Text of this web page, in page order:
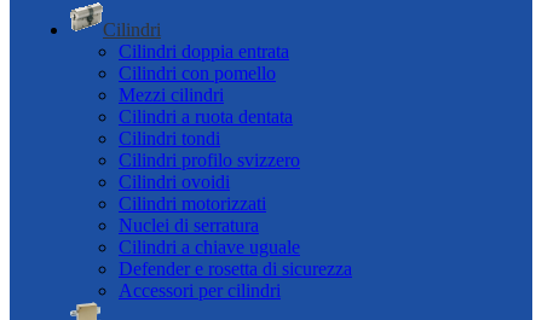
Cilindri
Cilindri doppia entrata
Cilindri con pomello
Mezzi cilindri
Cilindri a ruota dentata
Cilindri tondi
Cilindri profilo svizzero
Cilindri ovoidi
Cilindri motorizzati
Nuclei di serratura
Cilindri a chiave uguale
Defender e rosetta di sicurezza
Accessori per cilindri